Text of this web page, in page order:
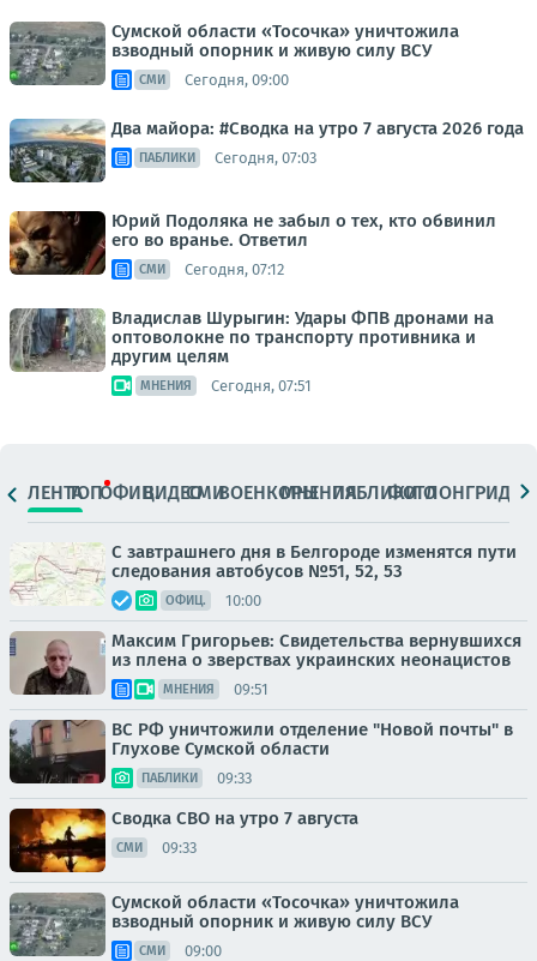
Сумской области «Тосочка» уничтожила
взводный опорник и живую силу ВСУ
СМИ Сегодня, 09:00
Два майора: #Сводка на утро 7 августа 2026 года
ПАБЛИКИ Сегодня, 07:03
Юрий Подоляка не забыл о тех, кто обвинил
его во вранье. Ответил
СМИ Сегодня, 07:12
Владислав Шурыгин: Удары ФПВ дронами на
оптоволокне по транспорту противника и
другим целям
МНЕНИЯ Сегодня, 07:51
ЛЕНТАТОПОФИЦ.ВИДЕОСМИВОЕНКОРЫМНЕНИЯПАБЛИКИ
ФОТОЛОНГРИДЫ
С завтрашнего дня в Белгороде изменятся пути
следования автобусов №51, 52, 53
ОФИЦ. 10:00
Максим Григорьев: Свидетельства вернувшихся
из плена о зверствах украинских неонацистов
МНЕНИЯ 09:51
ВС РФ уничтожили отделение "Новой почты" в
Глухове Сумской области
ПАБЛИКИ 09:33
Сводка СВО на утро 7 августа
СМИ 09:33
Сумской области «Тосочка» уничтожила
взводный опорник и живую силу ВСУ
СМИ 09:00